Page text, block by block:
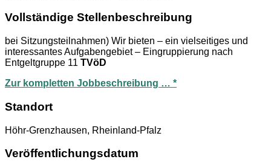
Vollständige Stellenbeschreibung
bei Sitzungsteilnahmen) Wir bieten – ein vielseitiges und
interessantes Aufgabengebiet – Eingruppierung nach
Entgeltgruppe 11 TVöD
Zur kompletten Jobbeschreibung … *
Standort
Höhr-Grenzhausen, Rheinland-Pfalz
Veröffentlichungsdatum